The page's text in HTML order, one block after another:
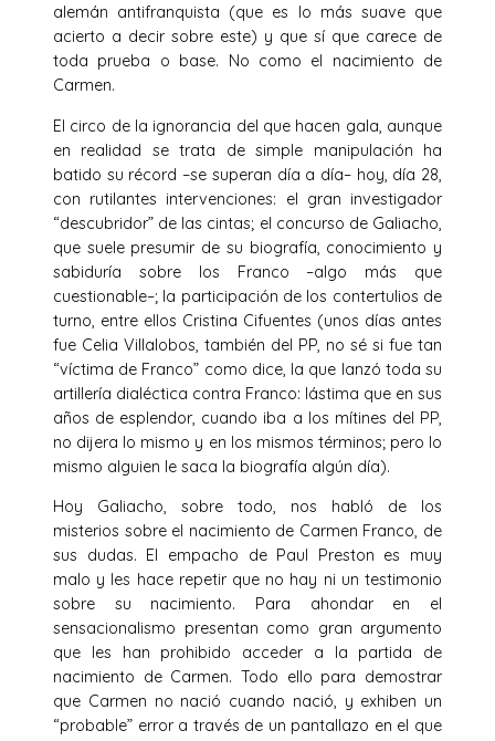
alemán antifranquista (que es lo más suave que
acierto a decir sobre este) y que sí que carece de
toda prueba o base. No como el nacimiento de
Carmen.
El circo de la ignorancia del que hacen gala, aunque
en realidad se trata de simple manipulación ha
batido su récord –se superan día a día– hoy, día 28,
con rutilantes intervenciones: el gran investigador
“descubridor” de las cintas; el concurso de Galiacho,
que suele presumir de su biografía, conocimiento y
sabiduría sobre los Franco –algo más que
cuestionable–; la participación de los contertulios de
turno, entre ellos Cristina Cifuentes (unos días antes
fue Celia Villalobos, también del PP, no sé si fue tan
“víctima de Franco” como dice, la que lanzó toda su
artillería dialéctica contra Franco: lástima que en sus
años de esplendor, cuando iba a los mítines del PP,
no dijera lo mismo y en los mismos términos; pero lo
mismo alguien le saca la biografía algún día).
Hoy Galiacho, sobre todo, nos habló de los
misterios sobre el nacimiento de Carmen Franco, de
sus dudas. El empacho de Paul Preston es muy
malo y les hace repetir que no hay ni un testimonio
sobre su nacimiento. Para ahondar en el
sensacionalismo presentan como gran argumento
que les han prohibido acceder a la partida de
nacimiento de Carmen. Todo ello para demostrar
que Carmen no nació cuando nació, y exhiben un
“probable” error a través de un pantallazo en el que